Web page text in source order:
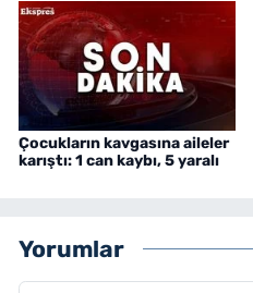
Çocukların kavgasına aileler
karıştı: 1 can kaybı, 5 yaralı
Yorumlar